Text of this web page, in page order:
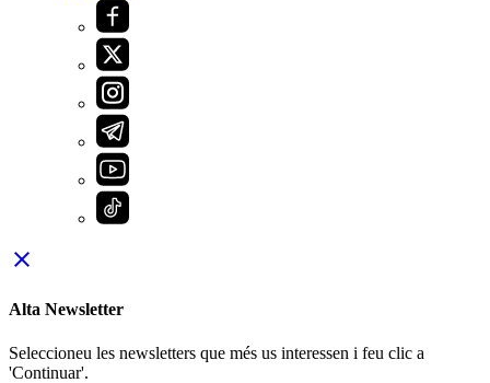
close
Alta Newsletter
Seleccioneu les newsletters que més us interessen i feu clic a
'Continuar'.